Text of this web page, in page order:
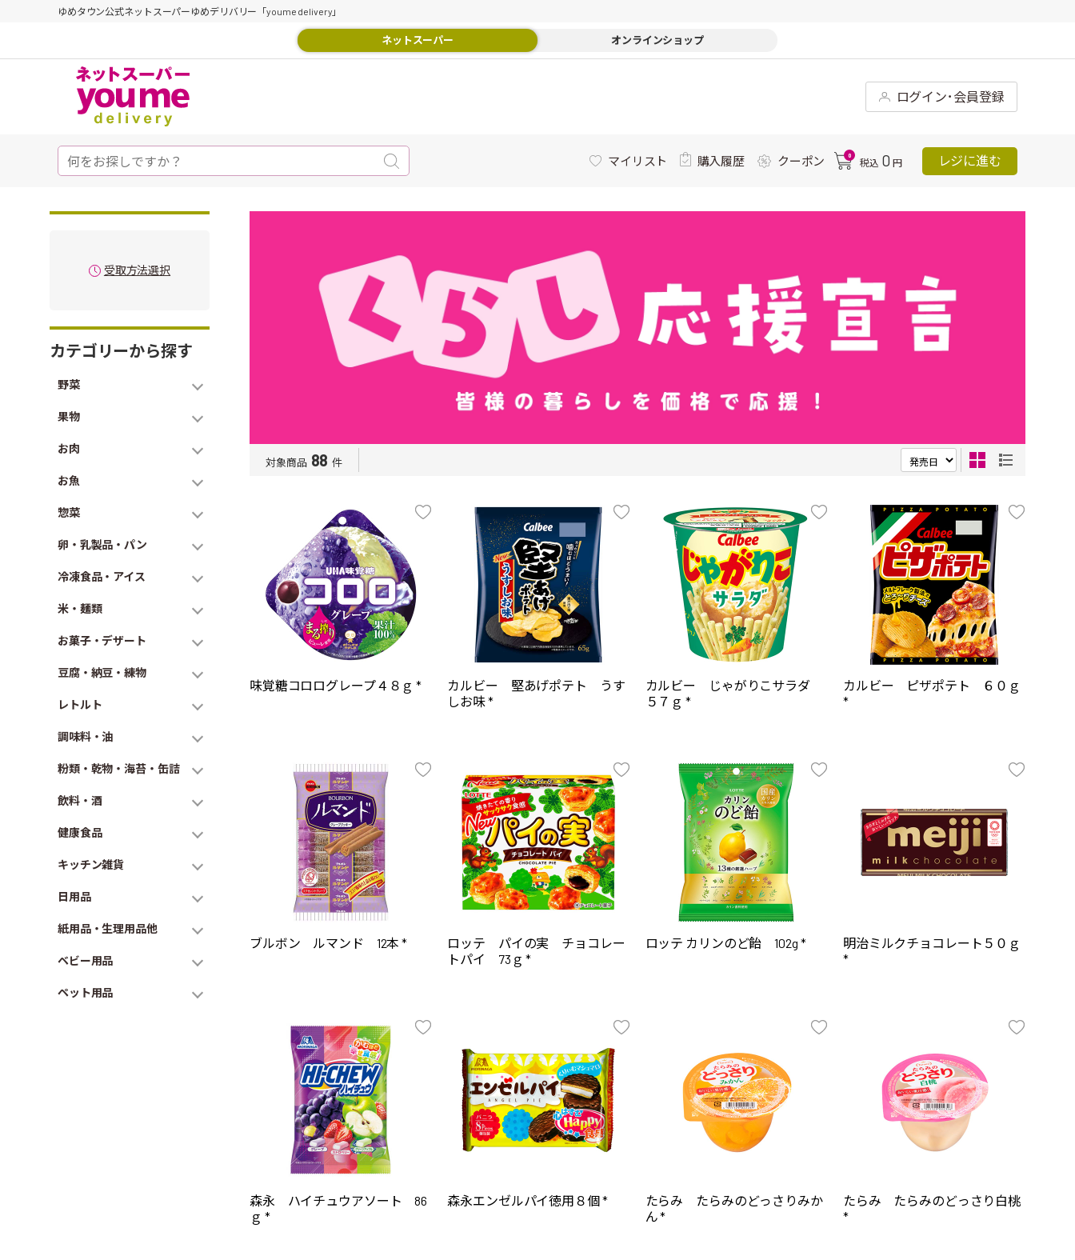
ゆめタウン公式ネットスーパーゆめデリバリー「youme delivery」
ネットスーパー オンラインショップ
ログイン･会員登録
マイリスト 購入履歴 クーポン 0
税込 0 円 レジに進む
受取方法選択
カテゴリーから探す
野菜
果物
お肉
お魚
惣菜
卵・乳製品・パン
冷凍食品・アイス
米・麺類
お菓子・デザート
豆腐・納豆・練物
レトルト
調味料・油
粉類・乾物・海苔・缶詰
飲料・酒
健康食品
キッチン雑貨
日用品
紙用品・生理用品他
ベビー用品
ペット用品
対象商品 88 件
味覚糖コロログレープ４８ｇ *
カルビー 堅あげポテト うす
しお味 *
カルビー じゃがりこサラダ
５７ｇ *
カルビー ピザポテト ６０ｇ
*
ブルボン ルマンド 12本 *
ロッテ パイの実 チョコレー
トパイ 73ｇ *
ロッテ カリンのど飴 102g *
明治ミルクチョコレート５０ｇ
*
森永 ハイチュウアソート 86
ｇ *
森永エンゼルパイ徳用８個 *
たらみ たらみのどっさりみか
ん *
たらみ たらみのどっさり白桃
*